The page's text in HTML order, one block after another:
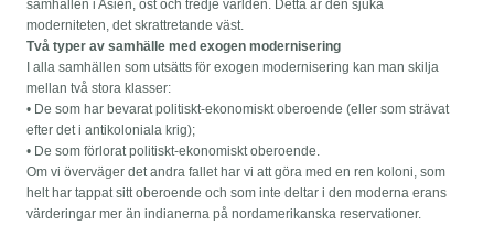
samhällen i Asien, öst och tredje världen. Detta är den sjuka
moderniteten, det skrattretande väst.
Två typer av samhälle med exogen modernisering
I alla samhällen som utsätts för exogen modernisering kan man skilja
mellan två stora klasser:
• De som har bevarat politiskt-ekonomiskt oberoende (eller som strävat
efter det i antikoloniala krig);
• De som förlorat politiskt-ekonomiskt oberoende.
Om vi ​​överväger det andra fallet har vi att göra med en ren koloni, som
helt har tappat sitt oberoende och som inte deltar i den moderna erans
värderingar mer än indianerna på nordamerikanska reservationer.